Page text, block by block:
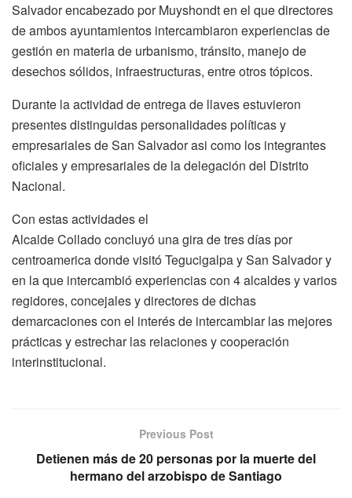
Salvador encabezado por Muyshondt en el que directores
de ambos ayuntamientos intercambiaron experiencias de
gestión en materia de urbanismo, tránsito, manejo de
desechos sólidos, infraestructuras, entre otros tópicos.
Durante la actividad de entrega de llaves estuvieron
presentes distinguidas personalidades políticas y
empresariales de San Salvador asi como los integrantes
oficiales y empresariales de la delegación del Distrito
Nacional.
Con estas actividades el
Alcalde Collado concluyó una gira de tres días por
centroamerica donde visitó Tegucigalpa y San Salvador y
en la que intercambió experiencias con 4 alcaldes y varios
regidores, concejales y directores de dichas
demarcaciones con el interés de intercambiar las mejores
prácticas y estrechar las relaciones y cooperación
interinstitucional.
Previous Post
Detienen más de 20 personas por la muerte del
hermano del arzobispo de Santiago